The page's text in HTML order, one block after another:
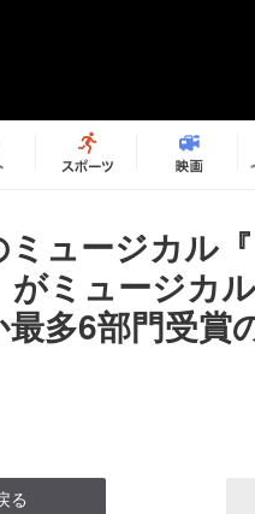
ミュージカル
ミュージカ
多6部門受賞
る